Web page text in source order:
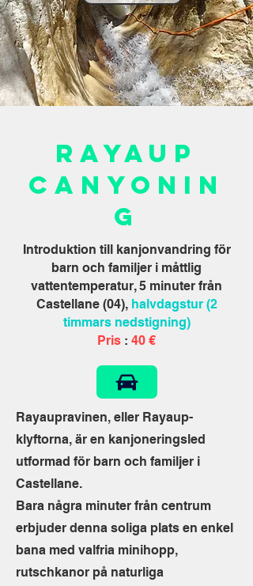
Rayaup
Canyonin
g
Introduktion till kanjonvandring för
barn och familjer i måttlig
vattentemperatur, 5 minuter från
Castellane (04), halvdagstur (2
timmars nedstigning)
Pris : 40 €
Rayaupravinen, eller Rayaup-
klyftorna, är en kanjoneringsled
utformad för barn och familjer i
Castellane.
Bara några minuter från centrum
erbjuder denna soliga plats en enkel
bana med valfria minihopp,
rutschkanor på naturliga